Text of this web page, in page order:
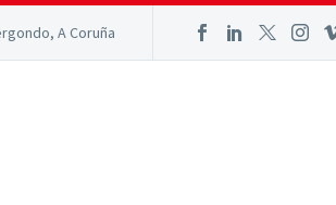
A Coruña